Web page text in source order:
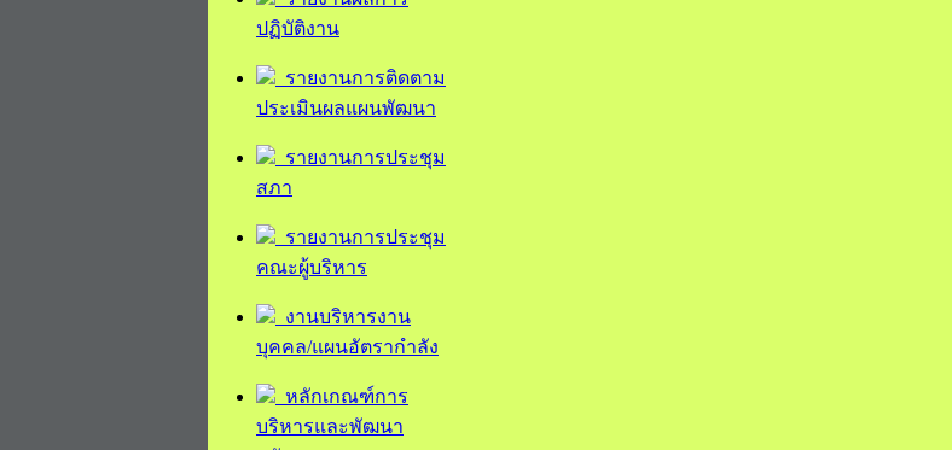
ปฏิบัติงาน
รายงานการติดตาม
ประเมินผลแผนพัฒนา
รายงานการประชุม
สภา
รายงานการประชุม
คณะผู้บริหาร
งานบริหารงาน
บุคคล/แผนอัตรากำลัง
หลักเกณฑ์การ
บริหารและพัฒนา